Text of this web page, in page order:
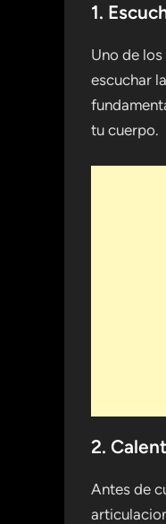
1.
Uno de
escuchar
tu cuerpo.
2.
Antes de